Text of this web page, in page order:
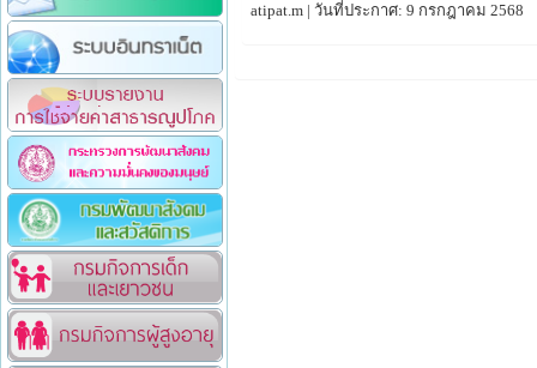
atipat.m | วันที่ประกาศ: 9 กรกฎาคม 2568